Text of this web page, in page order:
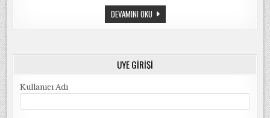
DEVAMINI OKUERDEMLI
YAŞAM
ÜYE GIRIŞI
Kullanıcı Adı